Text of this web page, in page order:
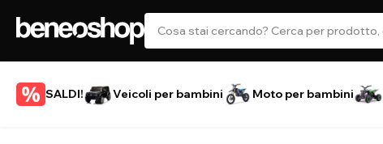
SALDI! Veicoli per bambini Moto per bambini